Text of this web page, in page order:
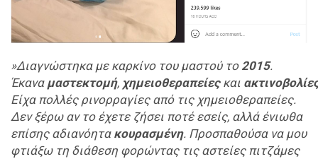
»Διαγνώστηκα με καρκίνο του μαστού το 2015.
Έκανα μαστεκτομή, χημειοθεραπείεςκαι
Είχα πολλές ρινορραγίες από τις χημειοθεραπείες.
Δεν ξέρω αν το έχετε ζήσει ποτέ εσείς, αλλά ένιωθα
επίσης αδιανόητα κουρασμένη. Προσπαθούσα να μου
φτιάξω τη διάθεση φορώντας τις αστείες πιτζάμες